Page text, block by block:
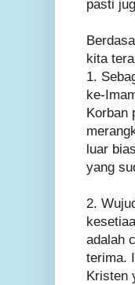
pasti
kita
1.
ke-
Korban
luar
yang
2.
adalah
terima.
Kristen